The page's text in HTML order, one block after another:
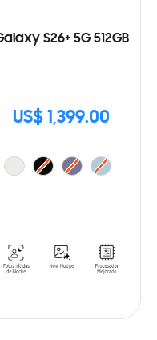
S26+ 5G 512GB
US$ 1,399.00